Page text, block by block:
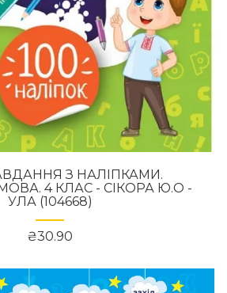
З НАЛІПКАМИ.
4 КЛАС - СІКОРА Ю.О -
УЛА (104668)
₴30.90